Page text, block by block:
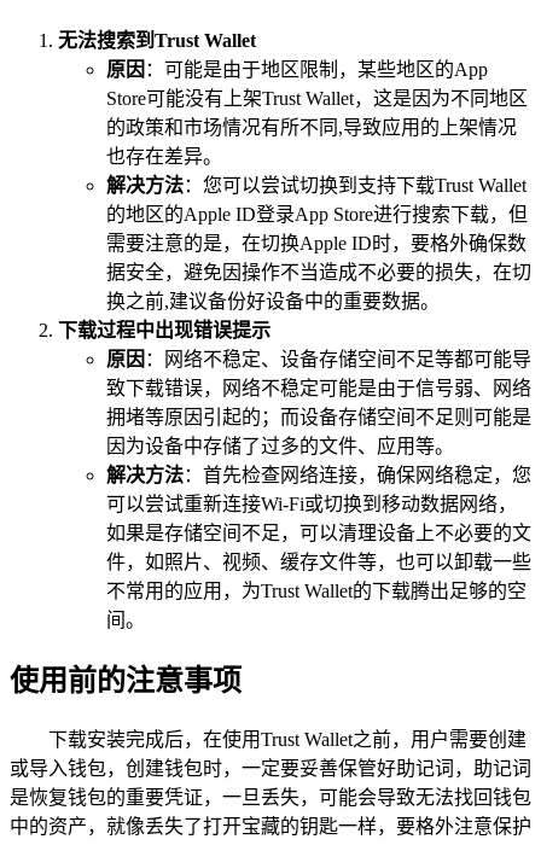
无法搜索到Trust Wallet
原因 ：可能是由于地区限制，某些地区的App
Store可能没有上架Trust Wallet，这是因为不同地区
的政策和市场情况有所不同,导致应用的上架情况
也存在差异。
解决方法：您可以尝试切换到支持下载Trust Wallet
的地区的Apple ID登录App Store进行搜索下载，但
需要注意的是，在切换Apple ID时，要格外确保数
据安全，避免因操作不当造成不必要的损失，在切
换之前,建议备份好设备中的重要数据。
下载过程中出现错误提示
原因 ：网络不稳定、设备存储空间不足等都可能导
致下载错误，网络不稳定可能是由于信号弱、网络
拥堵等原因引起的；而设备存储空间不足则可能是
因为设备中存储了过多的文件、应用等。
解决方法：首先检查网络连接，确保网络稳定，您
可以尝试重新连接Wi-Fi或切换到移动数据网络，
如果是存储空间不足，可以清理设备上不必要的文
件，如照片、视频、缓存文件等，也可以卸载一些
不常用的应用，为Trust Wallet的下载腾出足够的空
间。
使用前的注意事项
下载安装完成后，在使用Trust Wallet之前，用户需要创建
或导入钱包，创建钱包时，一定要妥善保管好助记词，助记词
是恢复钱包的重要凭证，一旦丢失，可能会导致无法找回钱包
中的资产，就像丢失了打开宝藏的钥匙一样，要格外注意保护